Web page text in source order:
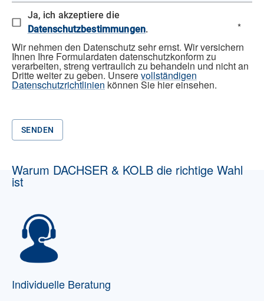
Ja, ich akzeptiere die
Datenschutzbestimmungen.
*
Wir nehmen den Datenschutz sehr ernst. Wir versichern
Ihnen Ihre Formulardaten datenschutzkonform zu
verarbeiten, streng vertraulich zu behandeln und nicht an
Dritte weiter zu geben. Unserevollständigen
Datenschutzrichtlinien können Sie hier einsehen.
SENDEN
Warum DACHSER & KOLB die richtige Wahl
ist
Individuelle Beratung